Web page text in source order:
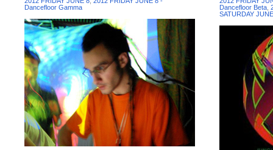
Dancefloor Gamma
Dancefloor Beta
SATURDAY